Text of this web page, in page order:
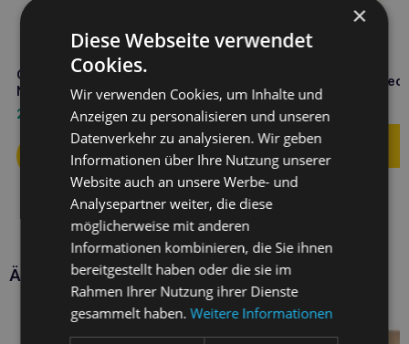
COMFY Appetit Vita Duck 400g
Nassfutter für Hunde
2,50
Entenbrust 500g
6,60€
Ähnliche Produkte
×
Diese Webseite verwendet
Cookies.
Wir verwenden Cookies, um Inhalte und
Anzeigen zu personalisieren und unseren
Datenverkehr zu analysieren. Wir geben
Informationen über Ihre Nutzung unserer
Website auch an unsere Werbe- und
Analysepartner weiter, die diese
möglicherweise mit anderen
Informationen kombinieren, die Sie ihnen
bereitgestellt haben oder die sie im
Rahmen Ihrer Nutzung ihrer Dienste
gesammelt haben.Weitere Informationen